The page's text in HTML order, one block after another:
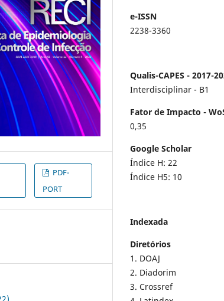
PDF-
PORT
e-ISSN
2238-3360
Qualis-CAPES - 2017-
Interdisciplinar - B1
Fator de Impacto -
0,35
Google Scholar
Índice H: 22
Índice H5: 10
Indexada
Diretórios
1. DOAJ
2. Diadorim
3. Crossref